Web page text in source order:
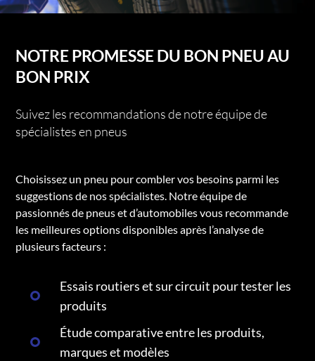
NOTRE PROMESSE DU BON PNEU AU
BON PRIX
Suivez les recommandations de notre équipe de
spécialistes en pneus
Choisissez un pneu pour combler vos besoins parmi les
suggestions de nos spécialistes. Notre équipe de
passionnés de pneus et d’automobiles vous recommande
les meilleures options disponibles après l’analyse de
plusieurs facteurs :
Essais routiers et sur circuit pour tester les
produits
Étude comparative entre les produits,
marques et modèles